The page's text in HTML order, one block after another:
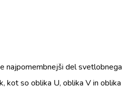
najpomembnejši del
kot so oblika U, oblika V in